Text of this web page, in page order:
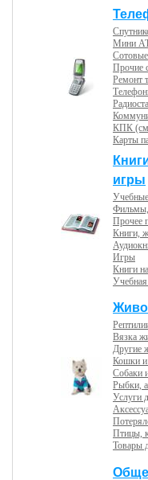
Мини
Прочие
Ремонт
КПК
Карты
игры
Прочее
Книги,
Игры
Книги
Вязка
Другие
Кошки и
Собаки
Рыбки,
Услуги
Птицы,
Товары